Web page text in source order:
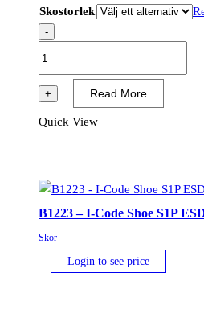
Skostorlek
-
I-
Shoe
SRC
+ Read More
Quick View
B1223 – I-Code Shoe S1P
Skor
Login to see price